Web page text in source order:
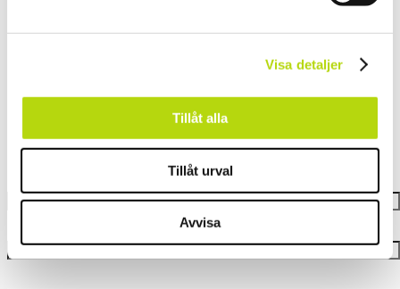
Visa detaljer
Tillåt alla
Tillåt urval
Avvisa
Kontakta Oss
Let’s set things in motion